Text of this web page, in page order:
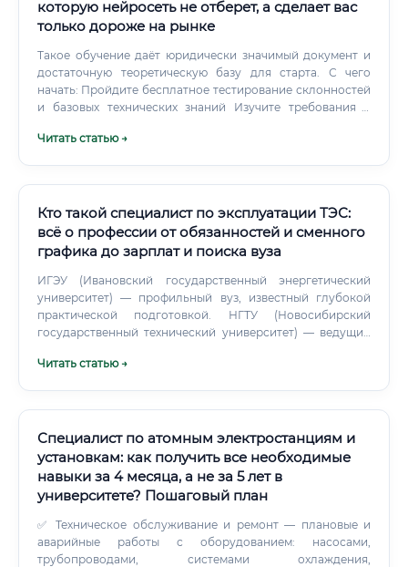
которую нейросеть не отберет, а сделает вас
только дороже на рынке
Такое обучение даёт юридически значимый документ и
достаточную теоретическую базу для старта. С чего
начать: Пройдите бесплатное тестирование склонностей
и базовых технических знаний Изучите требования к
Запишитесь на подготовительные модули по
важно ориентироваться на несколько критериев: ✅
Лучшие направления для обучения: «Электроснабжение
сельскохозяйственных предприятий» «Механизация и
автоматизация в АПК» «Технический сервис в
агропромышленном комплексе» «Системы
автоматизации и управления в сельском хозяйстве»
«Охрана труда в сельском хозяйстве» Такие курсы
реализуют: аграрные университеты (РГАУ-МСХА,
авторизованные учебные центры дилеров
Это один из самых практичных вопросов.
Читать статью →
Кто такой специалист по эксплуатации ТЭС:
всё о профессии от обязанностей и сменного
графика до зарплат и поиска вуза
ИГЭУ (Ивановский государственный энергетический
университет) — профильный вуз, известный глубокой
практической подготовкой. НГТУ (Новосибирский
государственный технический университет) — ведущий
Профильные энергетические колледжи — позволяют
Читать статью →
Специалист по атомным электростанциям и
установкам: как получить все необходимые
навыки за 4 месяца, а не за 5 лет в
университете? Пошаговый план
✅ Техническое обслуживание и ремонт — плановые и
аварийные работы с оборудованием: насосами,
трубопроводами, системами охлаждения,